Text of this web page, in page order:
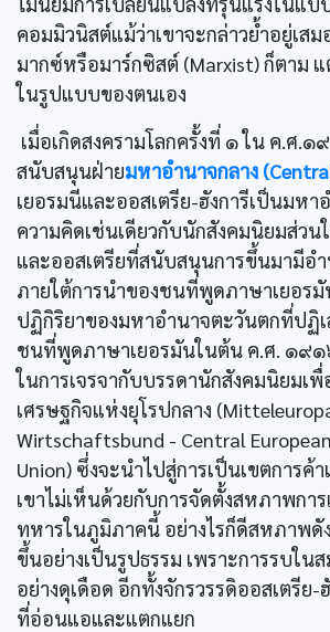
คอมมิวนิสต์แม้ว่าเขาจะกล่าวยํ้าอยู่เส
มากซ์หรือมาร์กซิสต์ (Marxist) ก็ตาม
ในรูปแบบของตนเอง
เมื่อเกิดสงครามโลกครั้งที่ ๑ ใน ค.ศ.๑
สนับสนุนฝ่ายมหาอำนาจกลาง
เยอรมนีและออสเตรีย-ฮังการีเป็นมหา
ความคิดเช่นเดียวกับนักสังคมนิยมส่วน
และออสเตรียที่สนับสนุนการขึ้นมามีอำ
ภายใต้การนำของชนที่พูดภาษาเยอรมั
ปฏิกิริยาของมหาอำนาจตะวันตกที่ปฏิเ
ชนที่พูดภาษาเยอรมันในต้น ค.ศ. ๑๙๑
ในการเจรจากับบรรดานักสังคมนิยมเ
เศรษฐกิจแห่งยุโรปกลาง
Wirtschaftsbund - Central
Union) ซึ่งจะนำไปสู่การเป็นเขตการค้
เขาไม่เห็นด้วยกับการจัดตั้งสหภาพการ
ทหารในภูมิภาคนี้ อย่างไรก็ดีสหภาพดั
ขึ้นอย่างเป็นรูปธรรม เพราะการรบใน
อย่างดุเดือด อีกทั้งจักรวรรดิออสเตรีย
ที่อ่อนแอและแตกแยก